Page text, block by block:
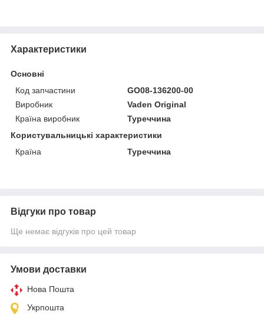
Характеристики
Основні
Код запчастини
GO08-136200-00
Виробник
Vaden Original
Країна виробник
Туреччина
Користувальницькі характеристики
Країна
Туреччина
Відгуки про товар
Ще немає відгуків про цей товар
Умови доставки
Нова Пошта
Укрпошта